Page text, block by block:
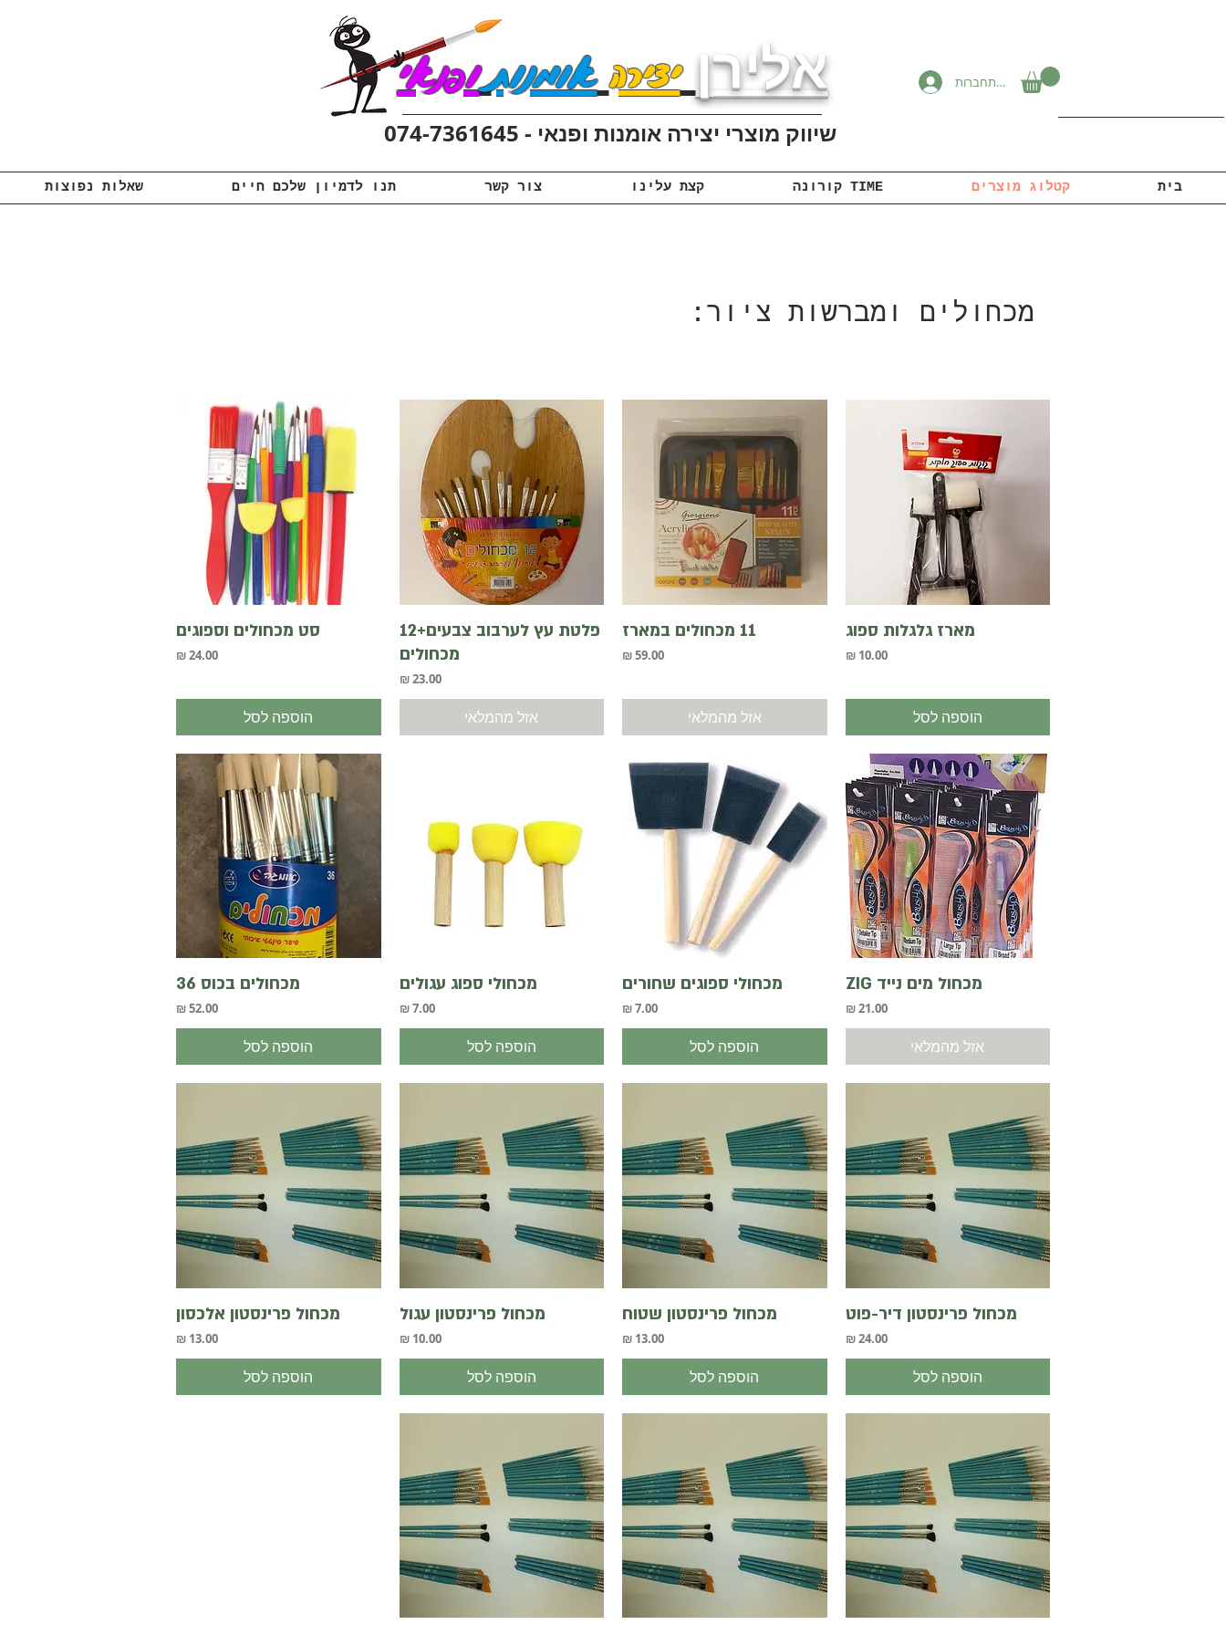
אלירן יצירהאומנותופנאי
שיווק מוצרי יצירה אומנות ופנאי - 074-7361645
להתחברות
שאלות נפוצות תנו לדמיון שלכם חיים צור קשר קצת עלינו קורונה TIME קטלוג מוצרים בית
מכחולים ומברשות ציור:
תצוגה מהירה
מארז גלגלות ספוג
מחיר‏10.00 ‏₪
הוספה לסל
תצוגה מהירה
11 מכחולים במארז
מחיר
אזל מהמלאי
תצוגה מהירה
פלטת עץ לערבוב צבעים+12
מכחולים
מחיר‏23.00 ‏₪
אזל מהמלאי
תצוגה מהירה
סט מכחולים וספוגים
מחיר
הוספה לסל
תצוגה מהירה
מכחול מים נייד ZIG
מחיר‏21.00 ‏₪
אזל מהמלאי
תצוגה מהירה
מכחולי ספוגים שחורים
מחיר
הוספה לסל
תצוגה מהירה
מכחולי ספוג עגולים
מחיר‏7.00 ‏₪
הוספה לסל
תצוגה מהירה
מכחולים בכוס 36
מחיר
הוספה לסל
תצוגה מהירה
מכחול פרינסטון דיר-פוט
מחיר‏24.00 ‏₪
הוספה לסל
תצוגה מהירה
מכחול פרינסטון שטוח
מחיר
הוספה לסל
תצוגה מהירה
מכחול פרינסטון עגול
מחיר‏10.00 ‏₪
הוספה לסל
תצוגה מהירה
מכחול פרינסטון אלכסון
מחיר
הוספה לסל